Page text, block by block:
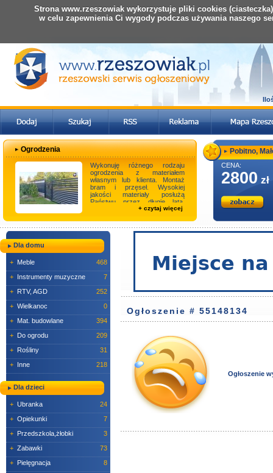
Ogrodzenia
Wykonuję różnego rodzaju
ogrodzenia z materiałem
własnym lub klienta. Montaż
bram i przęseł. Wysokiej
jakości materiały posłużą
Państwu przez długie lata.
Umów się na bezpłatny p ...
+ czytaj więcej
Pobitno,
CENA:
2800 zł
Dla domu
+ Meble
468
+ Instrumenty muzyczne
7
+ RTV, AGD
252
+ Wielkanoc
0
+ Mat. budowlane
394
+ Do ogrodu
209
+ Rośliny
31
+ Inne 218
Dla dzieci
+ Ubranka
24
+ Opiekunki
7
+ Przedszkola,żłobki
3
+ Zabawki
73
+ Pielęgnacja
8
Ogłoszenie # 55148134
Ogłoszenie
Strona www.rzeszowiak wykorzystuje pliki cookies
w celu zapewnienia Ci wygody podczas używania naszego